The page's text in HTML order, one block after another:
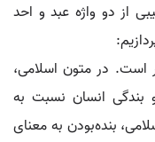
از دو واژه عبد و احد
است. در متون اسلامی،
بندگی انسان نسبت به
بنده‌بودن به معنای